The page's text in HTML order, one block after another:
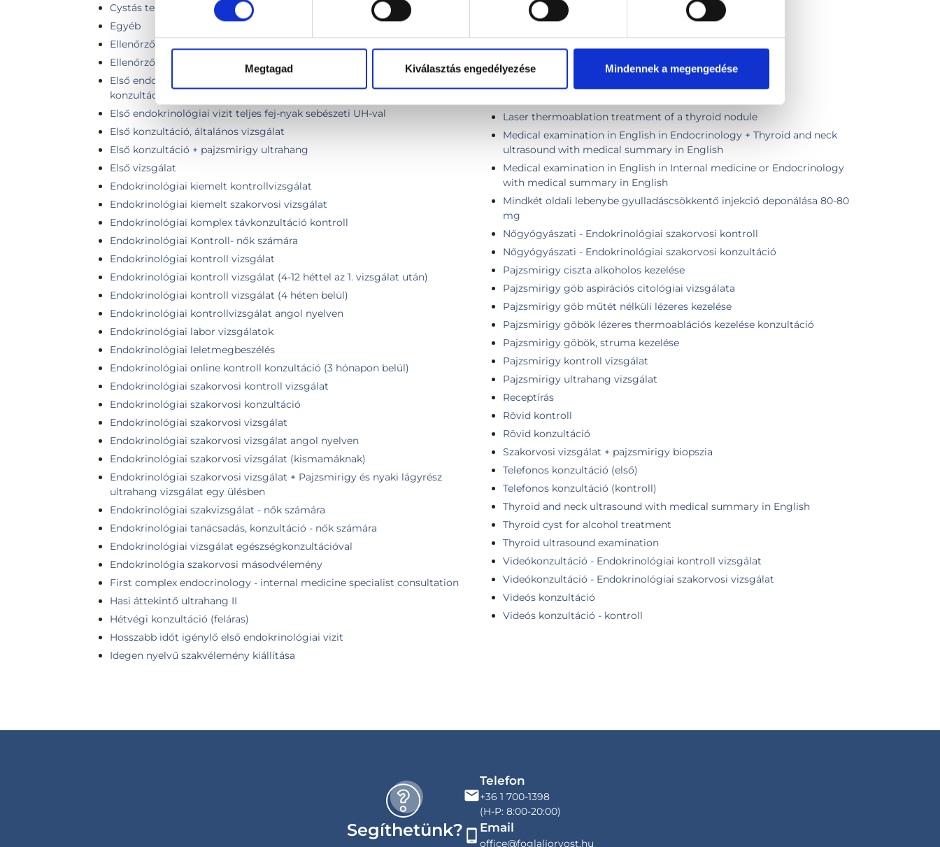
Megtagad Kiválasztás engedélyezése Mindennek a megengedése
Cystás területek leszívása összeragasztása szövetragsztóval
Egyéb
Ellenőrző vizsgálat
Ellenőrző vizsgálat + pajzsmirigy ultrahang
Első endokrinológiai teljes Professzori vizsgálat ultrahanggal,
konzultációval
Első endokrinológiai vizit teljes fej-nyak sebészeti UH-val
Első konzultáció, általános vizsgálat
Első konzultáció + pajzsmirigy ultrahang
Első vizsgálat
Endokrinológiai kiemelt kontrollvizsgálat
Endokrinológiai kiemelt szakorvosi vizsgálat
Endokrinológiai komplex távkonzultáció kontroll
Endokrinológiai Kontroll- nők számára
Endokrinológiai kontroll vizsgálat
Endokrinológiai kontroll vizsgálat (4-12 héttel az 1. vizsgálat után)
Endokrinológiai kontroll vizsgálat (4 héten belül)
Endokrinológiai kontrollvizsgálat angol nyelven
Endokrinológiai labor vizsgálatok
Endokrinológiai leletmegbeszélés
Endokrinológiai online kontroll konzultáció (3 hónapon belül)
Endokrinológiai szakorvosi kontroll vizsgálat
Endokrinológiai szakorvosi konzultáció
Endokrinológiai szakorvosi vizsgálat
Endokrinológiai szakorvosi vizsgálat angol nyelven
Endokrinológiai szakorvosi vizsgálat (kismamáknak)
Endokrinológiai szakorvosi vizsgálat + Pajzsmirigy és nyaki lágyrész
ultrahang vizsgálat egy ülésben
Endokrinológiai szakvizsgálat - nők számára
Endokrinológiai tanácsadás, konzultáció - nők számára
Endokrinológiai vizsgálat egészségkonzultációval
Endokrinológia szakorvosi másodvélemény
First complex endocrinology - internal medicine specialist consultation
Hasi áttekintő ultrahang II
Hétvégi konzultáció (feláras)
Hosszabb időt igénylő első endokrinológiai vizit
Idegen nyelvű szakvélemény kiállítása
Komplex, fej-nyak sebészeti ultrahang
Komplex pajzsmirigy vizsgálat
Kontroll vizsgálat + pajzsmirigy biopszia
Laser thermoablation treatment of a thyroid nodule
Medical examination in English in Endocrinology + Thyroid and neck
ultrasound with medical summary in English
Medical examination in English in Internal medicine or Endocrinology
with medical summary in English
Mindkét oldali lebenybe gyulladáscsökkentő injekció deponálása 80-80
mg
Nőgyógyászati - Endokrinológiai szakorvosi kontroll
Nőgyógyászati - Endokrinológiai szakorvosi konzultáció
Pajzsmirigy ciszta alkoholos kezelése
Pajzsmirigy göb aspirációs citológiai vizsgálata
Pajzsmirigy göb műtét nélküli lézeres kezelése
Pajzsmirigy göbök lézeres thermoablációs kezelése konzultáció
Pajzsmirigy göbök, struma kezelése
Pajzsmirigy kontroll vizsgálat
Pajzsmirigy ultrahang vizsgálat
Receptírás
Rövid kontroll
Rövid konzultáció
Szakorvosi vizsgálat + pajzsmirigy biopszia
Telefonos konzultáció (első)
Telefonos konzultáció (kontroll)
Thyroid and neck ultrasound with medical summary in English
Thyroid cyst for alcohol treatment
Thyroid ultrasound examination
Videókonzultáció - Endokrinológiai kontroll vizsgálat
Videókonzultáció - Endokrinológiai szakorvosi vizsgálat
Videós konzultáció
Videós konzultáció - kontroll
Segíthetünk?
Telefon
+36 1 700-1398
(H-P: 8:00-20:00)
Email
office@foglaljorvost.hu